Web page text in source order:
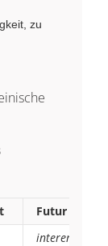
zu
Futur I
interero